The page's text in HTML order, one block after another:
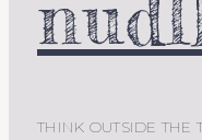
THINK OUTSIDE THE